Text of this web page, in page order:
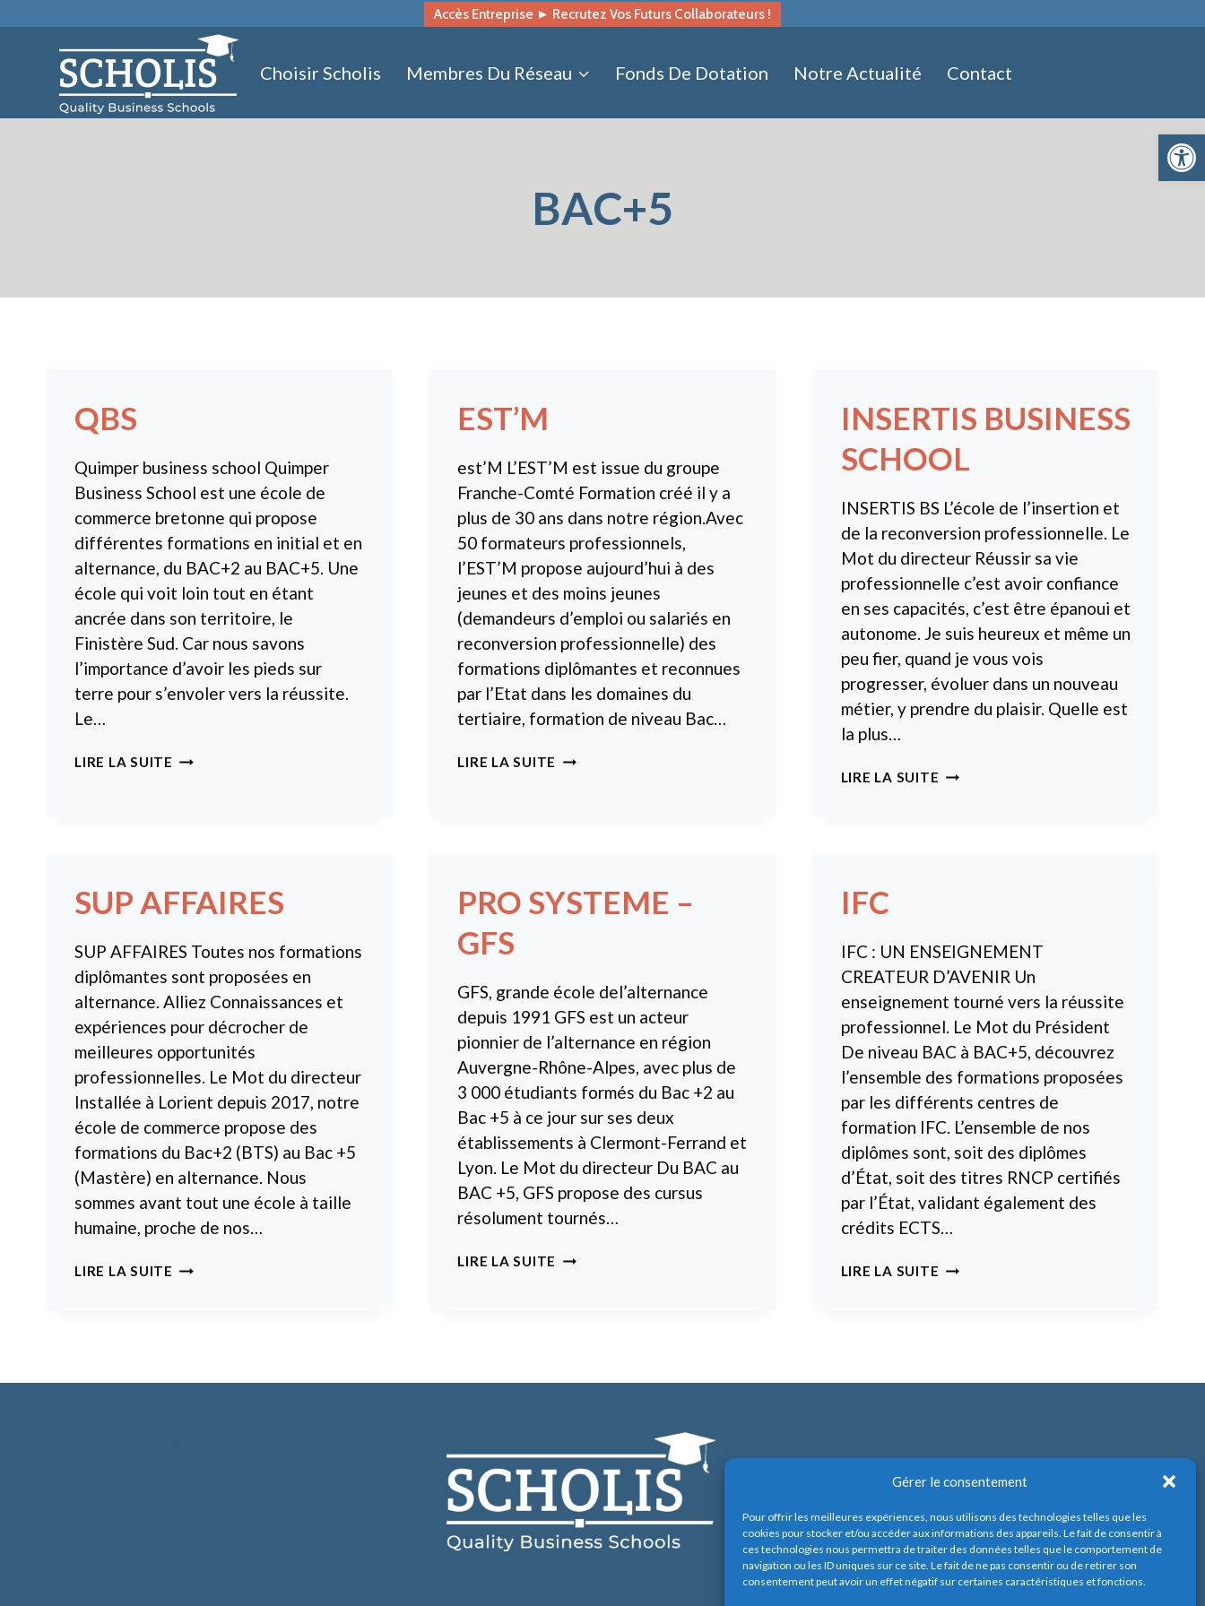
Ouvrir
Gérer le consentement
Pour offrir les meilleures expériences, nous utilisons des technologies telles que les
cookies pour stocker et/ou accéder aux informations des appareils. Le fait de consentir à
ces technologies nous permettra de traiter des données telles que le comportement de
navigation ou les ID uniques sur ce site. Le fait de ne pas consentir ou de retirer son
consentement peut avoir un effet négatif sur certaines caractéristiques et fonctions.
contenu
Accès Entreprise ► Recrutez Vos Futurs Collaborateurs !
Choisir Scholis Membres Du Réseau Fonds De Dotation Notre Actualité Contact
BAC+5
QBS
Quimper business school Quimper
Business School est une école de
commerce bretonne qui propose
différentes formations en initial et en
alternance, du BAC+2 au BAC+5. Une
école qui voit loin tout en étant
ancrée dans son territoire, le
Finistère Sud. Car nous savons
l’importance d’avoir les pieds sur
terre pour s’envoler vers la réussite.
Le…
LIRE LA SUITE QBS
EST’M
est’M L’EST’M est issue du groupe
Franche-Comté Formation créé il y a
plus de 30 ans dans notre région.Avec
50 formateurs professionnels,
l’EST’M propose aujourd’hui à des
jeunes et des moins jeunes
(demandeurs d’emploi ou salariés en
reconversion professionnelle) des
formations diplômantes et reconnues
par l’Etat dans les domaines du
tertiaire, formation de niveau Bac…
LIRE LA SUITE EST’M
INSERTIS BUSINESS
SCHOOL
INSERTIS BS L’école de l’insertion et
de la reconversion professionnelle. Le
Mot du directeur Réussir sa vie
professionnelle c’est avoir confiance
en ses capacités, c’est être épanoui et
autonome. Je suis heureux et même un
peu fier, quand je vous vois
progresser, évoluer dans un nouveau
métier, y prendre du plaisir. ​Quelle est
la plus…
LIRE LA SUITE INSERTIS
SUP AFFAIRES
SUP AFFAIRES Toutes nos formations
diplômantes sont proposées en
alternance. Alliez Connaissances et
expériences pour décrocher de
meilleures opportunités
professionnelles. Le Mot du directeur
Installée à Lorient depuis 2017, notre
école de commerce propose des
formations du Bac+2 (BTS) au Bac +5
(Mastère) en alternance. Nous
sommes avant tout une école à taille
humaine, proche de nos…
LIRE LA SUITE SUP
PRO SYSTEME –
GFS
GFS, grande école del’alternance
depuis 1991 GFS est un acteur
pionnier de l’alternance en région
Auvergne-Rhône-Alpes, avec plus de
3 000 étudiants formés du Bac +2 au
Bac +5 à ce jour sur ses deux
établissements à Clermont-Ferrand et
Lyon. Le Mot du directeur Du BAC au
BAC +5, GFS propose des cursus
résolument tournés…
LIRE LA SUITE PRO
IFC
IFC : UN ENSEIGNEMENT
CREATEUR D’AVENIR Un
enseignement tourné vers la réussite
professionnel. Le Mot du Président
De niveau BAC à BAC+5, découvrez
l’ensemble des formations proposées
par les différents centres de
formation IFC. L’ensemble de nos
diplômes sont, soit des diplômes
d’État, soit des titres RNCP certifiés
par l’État, validant également des
crédits ECTS…
LIRE LA SUITE IFC